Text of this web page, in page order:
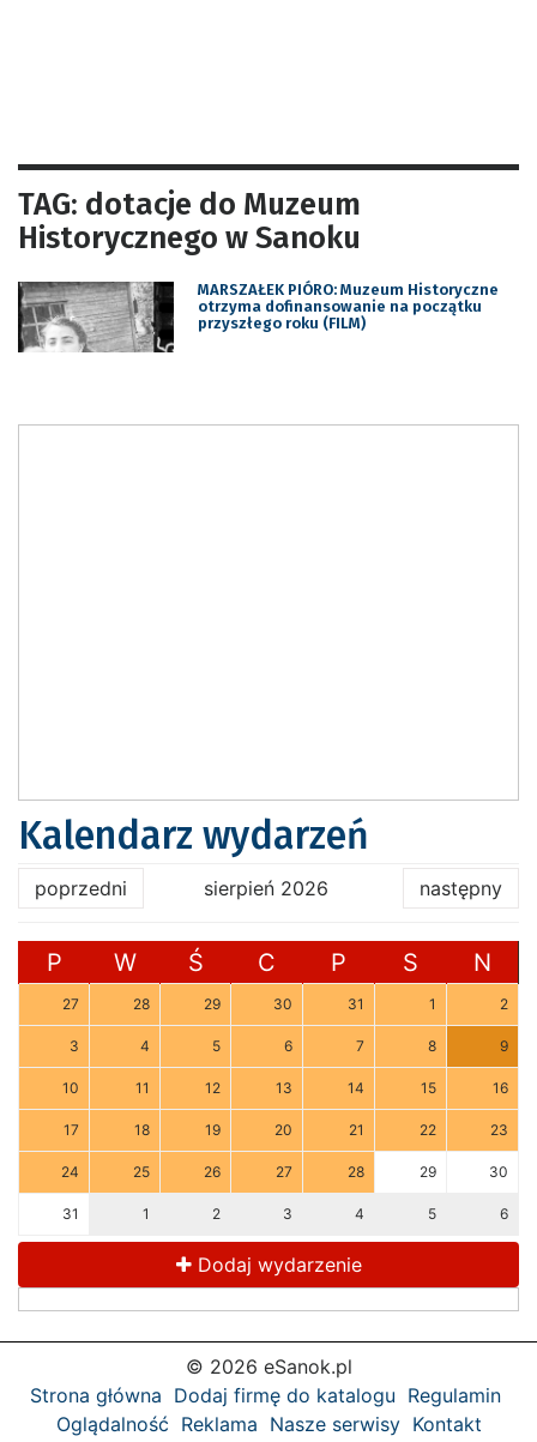
TAG: dotacje do Muzeum
Historycznego w Sanoku
MARSZAŁEK PIÓRO: Muzeum Historyczne
otrzyma dofinansowanie na początku
przyszłego roku (FILM)
Kalendarz wydarzeń
poprzedni sierpień 2026 następny
P W Ś C P S N
27 28 29 30 31 1 2
3 4 5 6 7 8 9
10 11 12 13 14 15 16
17 18 19 20 21 22 23
24 25 26 27 28 29 30
31 1 2 3 4 5 6
Dodaj wydarzenie
© 2026 eSanok.pl
Strona główna Dodaj firmę do katalogu Regulamin
Oglądalność Reklama Nasze serwisy Kontakt